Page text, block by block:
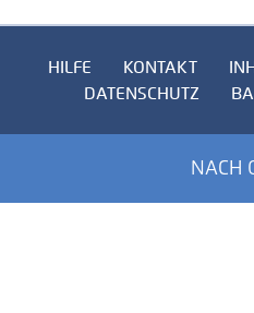
HILFE KONTAKT
DATENSCHUTZ
NACH